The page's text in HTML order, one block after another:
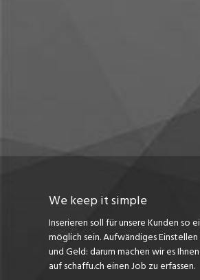
We keep it simple
Inserieren soll für unsere Kunden so
möglich sein. Aufwändiges
und Geld: darum machen wir es
auf schaffu.ch einen Job zu erfassen.